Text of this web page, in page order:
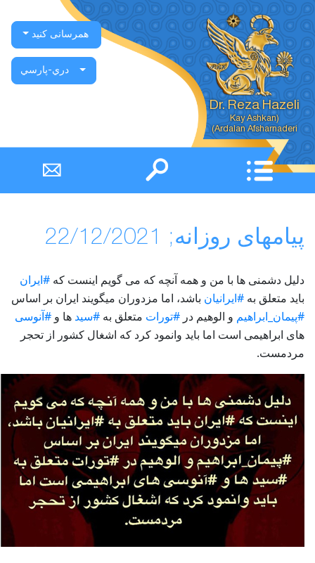
Dr. Reza Hazeli
Ardalan Afsharnaderi)
همرسانی کنید
دري-پارسي
پیامهای روزانه; 22/12/2021
دلیل دشمنی ها با من و همه آنچه که می گویم اینست که #ایران
باید متعلق به #ایرانیان باشد، اما مزدوران میگویند ایران بر اساس
#پیمان_ابراهیم و الوهیم در #تورات متعلق به #سید ها و #آنوسی
های ابراهیمی است اما باید وانمود کرد که اشغال کشور از تحجر
مردمست.